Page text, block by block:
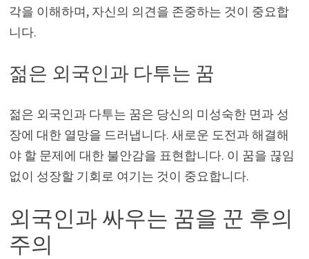
각을 이해하며, 자신의 의견을 존중하는 것이 중요합
니다.
젊은 외국인과 다투는 꿈
젊은 외국인과 다투는 꿈은 당신의 미성숙한 면과 성
장에 대한 열망을 드러냅니다. 새로운 도전과 해결해
야 할 문제에 대한 불안감을 표현합니다. 이 꿈을 끊임
없이 성장할 기회로 여기는 것이 중요합니다.
외국인과 싸우는 꿈을 꾼 후의
주의